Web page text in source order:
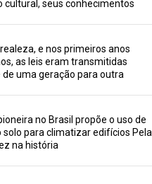
cultural, seus conhecimentos
e nos primeiros anos
as leis eram transmitidas
uma geração para outra
no Brasil propõe o uso de
solo para climatizar edifícios Pela
na história